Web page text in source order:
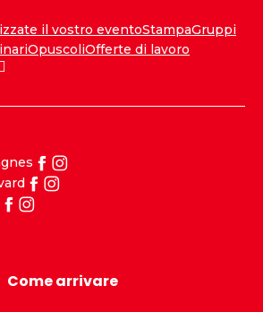
il vostro eventoStampaGruppi
OpuscoliOfferte di lavoro
Come arrivare